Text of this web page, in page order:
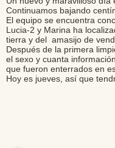
Continuamos bajando
El equipo se encuentra
Lucia-2 y Marina ha
tierra y del amasijo de
Después de la primera
el sexo y cuanta
que fueron enterrados en
Hoy es jueves, así que